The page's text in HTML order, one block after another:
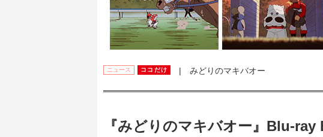
ニュース ココだけ | みどりのマキバオー
『みどりのマキバオー』Blu-